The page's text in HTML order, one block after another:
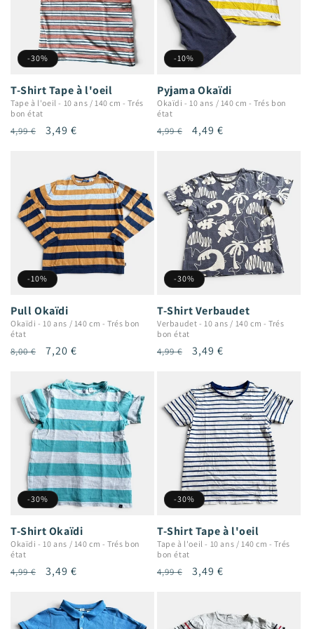
-30%
T-Shirt Tape à l'oeil
Tape à l'oeil - 10 ans / 140 cm -Trés
bon état
Prix
4,99 €
Prix
3,49 €
-10%
Pyjama Okaïdi
Okaïdi - 10 ans / 140 cm -Trés bon
état
Prix
4,99 €
Prix
4,49 €
-10%
Pull Okaïdi
Okaïdi - 10 ans / 140 cm -Trés bon
état
Prix
8,00 €
Prix
7,20 €
-30%
T-Shirt Verbaudet
Verbaudet - 10 ans / 140 cm -Trés
bon état
Prix
4,99 €
Prix
3,49 €
-30%
T-Shirt Okaïdi
Okaïdi - 10 ans / 140 cm -Trés bon
état
Prix
4,99 €
Prix
3,49 €
-30%
T-Shirt Tape à l'oeil
Tape à l'oeil - 10 ans / 140 cm -Trés
bon état
Prix
4,99 €
Prix
3,49 €